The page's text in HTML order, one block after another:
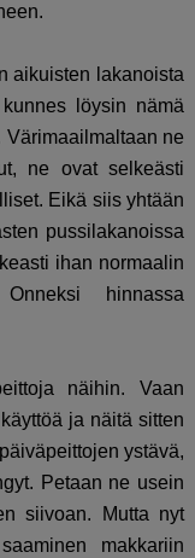
aikuisten lakanoista
löysin nämä
ne
ne ovat selkeästi
Eikä siis yhtään
pussilakanoissa
ihan normaalin
hinnassa
näihin. Vaan
ja näitä sitten
ystävä,
Petaan ne usein
siivoan. Mutta nyt
makkariin